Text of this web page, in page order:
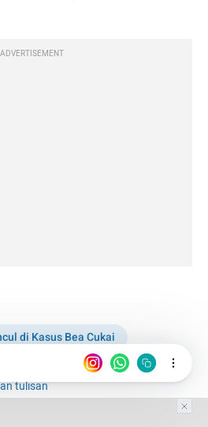
ADVERTISEMENT
di Kasus Bea Cukai
tulisan